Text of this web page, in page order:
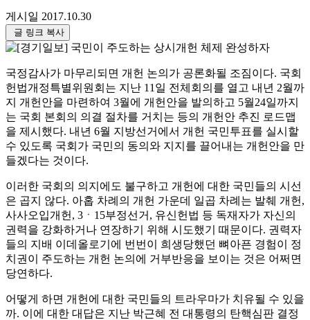
게시일 2017.10.30
글 링크 복사
국정감사가 마무리되면 개헌 논의가 공론화될 조짐이다. 국회
헌법개정특별위원회는 지난 11일 전체회의를 열고 내년 2월까
지 개헌안을 마련하여 3월에 개헌안을 발의하고 5월24일까지
는 국회 본회의 의결 절차를 거치는 등의 개헌안 추진 로드맵
을 제시했다. 내년 6월 지방선거에서 개헌 국민투표를 실시할
수 있도록 국회가 국민의 동의와 지지를 끌어내는 개헌안을 만
들겠다는 것이다.
이러한 국회의 의지에도 불구하고 개헌에 대한 국민들의 시선
은 곱지 않다. 아홉 차례의 개헌 가운데 일곱 차례는 발췌 개헌,
사사오입개헌, 3ㆍ15부정선거, 유신헌법 등 독재자가 자신의
권력을 강화하거나 연장하기 위해 시도했기 때문이다. 권력자
들의 지배 이데올로기에 번번이 희생당했던 뼈아픈 경험이 정
치권이 주도하는 개헌 논의에 거부반응을 보이는 것은 어쩌면
당연하다.
어떻게 하면 개헌에 대한 국민들의 트라우마가 치유될 수 있을
까. 이에 대한 대답은 지난 박근혜 전 대통령의 탄핵심판 결정